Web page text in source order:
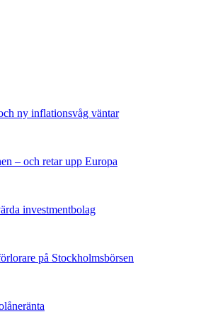
ny inflationsvåg väntar
– och retar upp Europa
investmentbolag
på Stockholmsbörsen